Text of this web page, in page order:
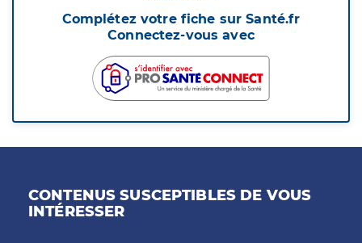
Complétez votre fiche sur Santé.fr
Connectez-vous avec
CONTENUS SUSCEPTIBLES DE VOUS
INTÉRESSER